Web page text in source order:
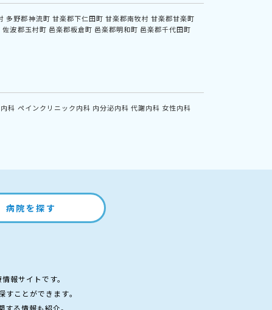
多野郡神流町 甘楽郡下仁田町 甘楽郡南牧村 甘楽郡甘楽町
佐波郡玉村町 邑楽郡板倉町 邑楽郡明和町 邑楽郡千代田町
科 ペインクリニック内科 内分泌内科 代謝内科 女性内科
病院を探す
報サイトです。
ことができます。
る情報も紹介。